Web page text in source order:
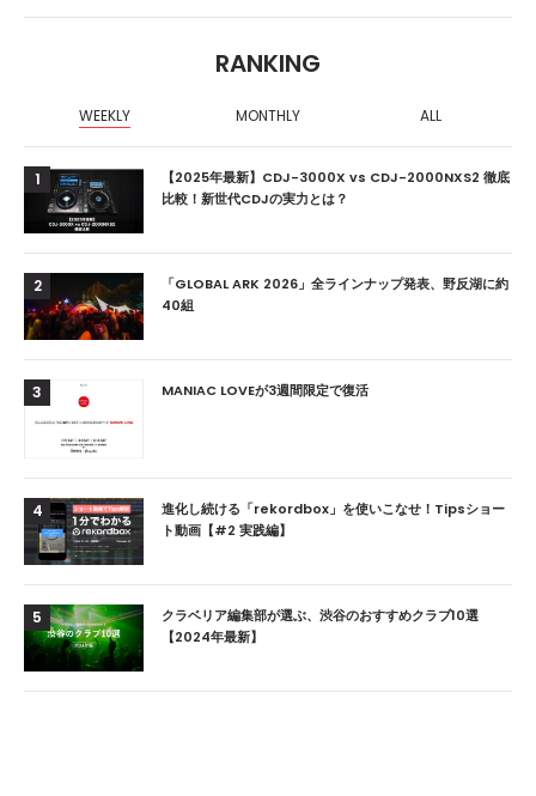
RANKING
WEEKLY MONTHLY ALL
1
【2025年最新】CDJ-3000X vs CDJ-2000NXS2 徹底
比較！新世代CDJの実力とは？
2
「GLOBAL ARK 2026」全ラインナップ発表、野反湖に約
40組
3 MANIAC LOVEが3週間限定で復活
4
進化し続ける「rekordbox」を使いこなせ！Tipsショー
ト動画【#2 実践編】
5
クラベリア編集部が選ぶ、渋谷のおすすめクラブ10選
【2024年最新】